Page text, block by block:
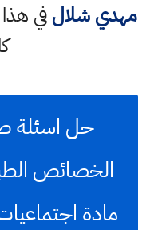
مهدي شلالفي
الخصائص
مادة